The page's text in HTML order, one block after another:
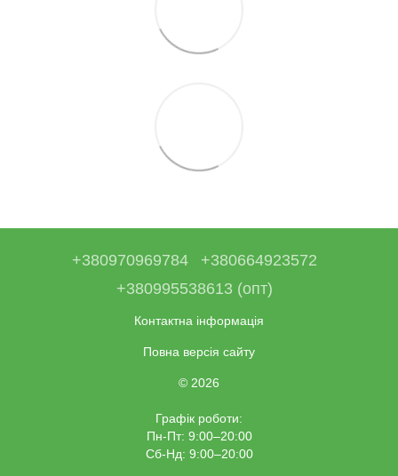
+380970969784
+380664923572
+380995538613 (опт)
Контактна інформація
Повна версія сайту
© 2026
Графік роботи:
Пн-Пт: 9:00–20:00
Сб-Нд: 9:00–20:00